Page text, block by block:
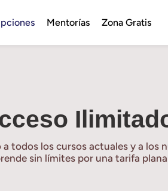
Mentorías Zona Gratis
todos los cursos actuales y a los
sin límites por una tarifa